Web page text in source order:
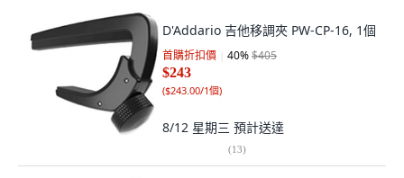
D'Addario 吉他移調夾 PW-CP-16, 1個
首購折扣價 40%$405
$243
($243.00/1個)
8/12 星期三 預計送達
(13)